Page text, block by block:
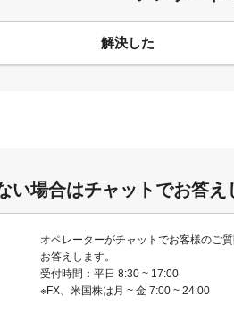
解決した
コメント
い場合はチャットでお答え
オペレーターがチャットでお客様のご
お答えします。
受付時間：平日 8:30 ~ 17:00
※FX、米国株は月 ~ 金 7:00 ~ 24:00